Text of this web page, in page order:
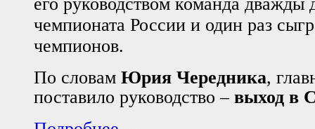
чемпионата России и один раз
чемпионов.
По словам Юрия Чередника,
поставило руководство – выход в